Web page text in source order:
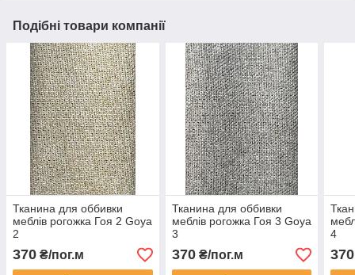
Подібні товари компанії
Тканина для оббивки
меблів рогожка Гоя 2 Goya
2
370 ₴/пог.м
Тканина для оббивки
меблів рогожка Гоя 3 Goya
3
370₴/пог.м
4
370